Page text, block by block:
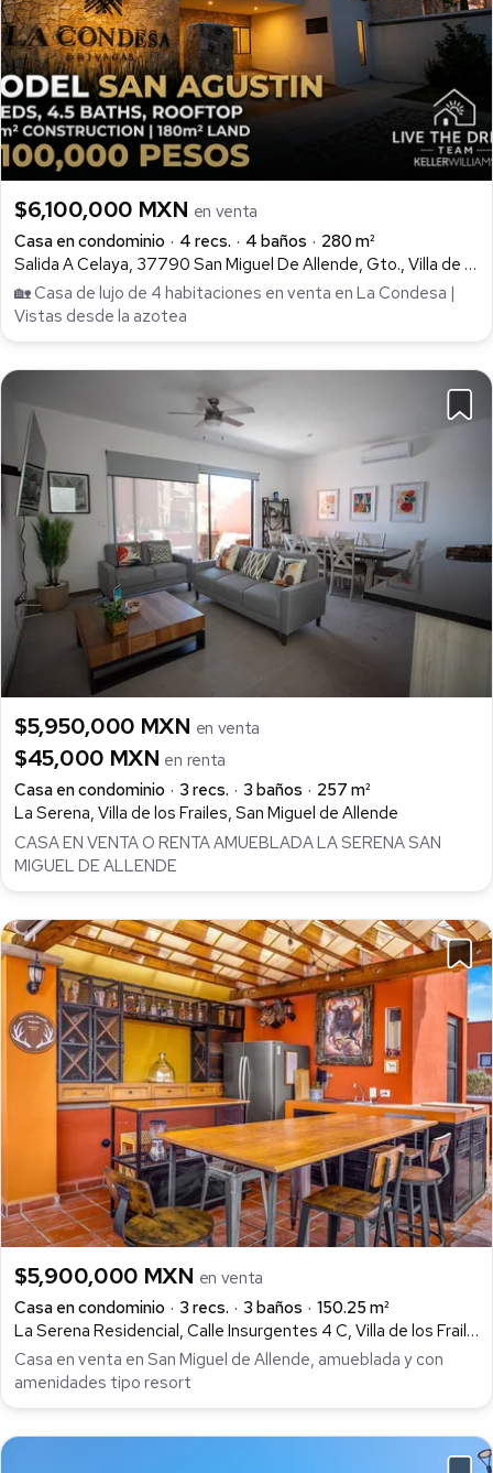
$6,100,000 MXN en venta
Casa en condominio
4 recs. 4 baños
280 m²
Salida A Celaya, 37790 San Miguel De Allende, Gto., Villa de los Frailes, San Miguel de Allende
🏡 Casa de lujo de 4 habitaciones en venta en La Condesa |
Vistas desde la azotea
$5,950,000 MXN en venta
$45,000 MXN en renta
Casa en condominio
3 recs. 3 baños
257 m²
La Serena, Villa de los Frailes, San Miguel de Allende
CASA EN VENTA O RENTA AMUEBLADA LA SERENA SAN
MIGUEL DE ALLENDE
$5,900,000 MXN en venta
Casa en condominio
3 recs. 3 baños
150.25 m²
La Serena Residencial, Calle Insurgentes 4 C, Villa de los Frailes, San Miguel de Allende
Casa en venta en San Miguel de Allende, amueblada y con
amenidades tipo resort